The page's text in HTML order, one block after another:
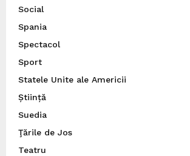
Social
Spania
Spectacol
Sport
Statele Unite ale Americii
Știință
Suedia
Ţările de Jos
Teatru